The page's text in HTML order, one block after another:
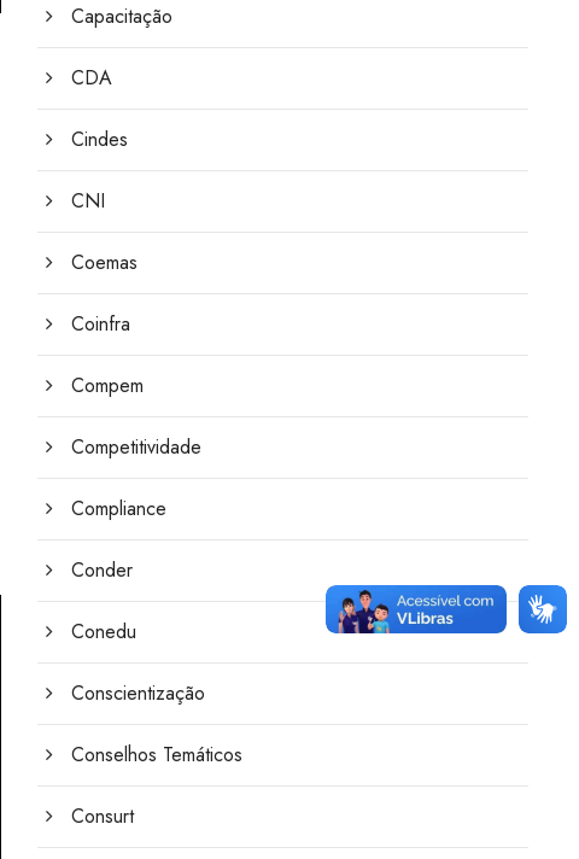
Capacitação
CDA
Cindes
CNI
Coemas
Coinfra
Compem
Competitividade
Compliance
Conder
Conedu
Conscientização
Conselhos Temáticos
Consurt